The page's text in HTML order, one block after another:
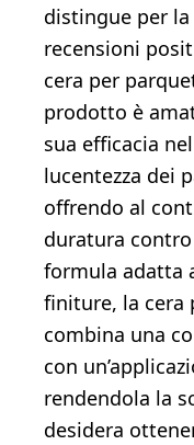
distingue per
recensioni
cera per
prodotto è
sua efficacia
lucentezza dei
offrendo al
duratura contro
formula adatta
finiture, la cera
combina una
con
rendendola la
desidera